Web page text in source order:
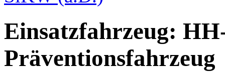
Einsatzfahrzeug:
Präventionsfahrzeug